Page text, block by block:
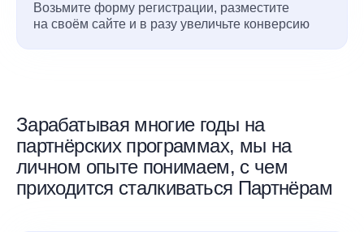
Возьмите форму регистрации, разместите
на своём сайте и в разу увеличьте конверсию
Зарабатывая многие годы на
партнёрских программах, мы на
личном опыте понимаем, с чем
приходится сталкиваться Партнёрам